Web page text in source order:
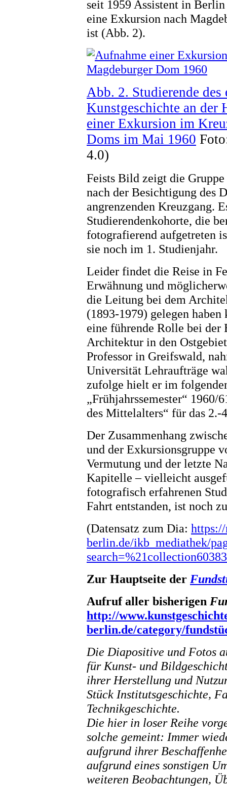
seit 1959 Assistent in
eine Exkursion nach
ist (Abb. 2).
Abb. 2. Studierende des
Kunstgeschichte an
einer Exkursion im
Doms im Mai 1960
4.0)
Feists Bild zeigt die
nach der Besichtigung des
angrenzenden Kreuzgang.
Studierendenkohorte, die
fotografierend aufgetreten
sie noch im 1. Studienjahr.
Leider findet die Reise in
Erwähnung und
die Leitung bei dem
(1893-1979) gelegen
eine führende Rolle bei
Architektur in den
Professor in Greifswald,
Universität Lehraufträge
zufolge hielt er im
„Frühjahrssemester“ 1960/
des Mittelalters“ für das 2.-
Der Zusammenhang
und der Exkursionsgruppe
Vermutung und der letzte
Kapitelle – vielleicht
fotografisch erfahrenen
Fahrt entstanden, ist noch
(Datensatz zum Dia:
berlin.de/ikb_mediathek/
Zur Hauptseite der
Aufruf aller bisherigen
http://
berlin.de/category/
Die Diapositive und Fotos
für Kunst- und
ihrer Herstellung und
Stück Institutsgeschichte,
Technikgeschichte.
Die hier in loser Reihe
solche gemeint: Immer
aufgrund ihrer
aufgrund eines sonstigen
weiteren Beobachtungen,